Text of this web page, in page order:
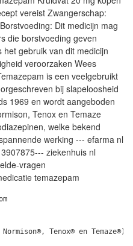
vereist Zwangerschap:
Dit medicijn mag
die borstvoeding geven
gebruik van dit medicijn
veroorzaken Wees
is een veelgebruikt
bij slapeloosheid
1969 en wordt aangeboden
Tenox en Temaze
welke bekend
werking --- efarma nl
ziekenhuis nl
vragen
temazepam